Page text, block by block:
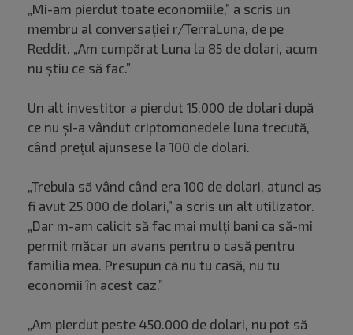
„Mi-am pierdut toate economiile,” a scris un
membru al conversației r/TerraLuna, de pe
Reddit. „Am cumpărat Luna la 85 de dolari, acum
nu știu ce să fac.”
Un alt investitor a pierdut 15.000 de dolari după
ce nu și-a vândut criptomonedele luna trecută,
când prețul ajunsese la 100 de dolari.
„Trebuia să vând când era 100 de dolari, atunci aș
fi avut 25.000 de dolari,” a scris un alt utilizator.
„Dar m-am calicit să fac mai mulți bani ca să-mi
permit măcar un avans pentru o casă pentru
familia mea. Presupun că nu tu casă, nu tu
economii în acest caz.”
„Am pierdut peste 450.000 de dolari, nu pot să